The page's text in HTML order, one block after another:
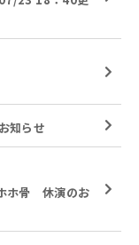
知らせ
ホ骨 休演のお